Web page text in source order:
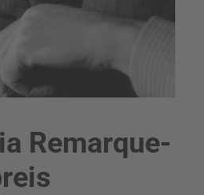
Remarque-